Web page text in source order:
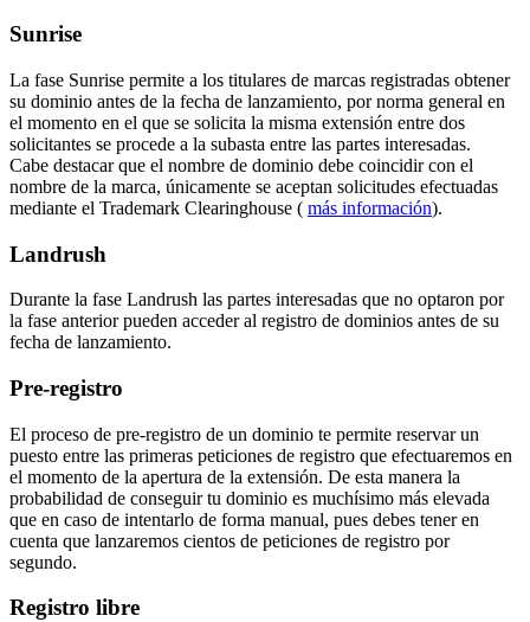
Sunrise
La fase Sunrise permite a los titulares de marcas registradas obtener
su dominio antes de la fecha de lanzamiento, por norma general en
el momento en el que se solicita la misma extensión entre dos
solicitantes se procede a la subasta entre las partes interesadas.
Cabe destacar que el nombre de dominio debe coincidir con el
nombre de la marca, únicamente se aceptan solicitudes efectuadas
mediante el Trademark Clearinghouse ( más información).
Landrush
Durante la fase Landrush las partes interesadas que no optaron por
la fase anterior pueden acceder al registro de dominios antes de su
fecha de lanzamiento.
Pre-registro
El proceso de pre-registro de un dominio te permite reservar un
puesto entre las primeras peticiones de registro que efectuaremos en
el momento de la apertura de la extensión. De esta manera la
probabilidad de conseguir tu dominio es muchísimo más elevada
que en caso de intentarlo de forma manual, pues debes tener en
cuenta que lanzaremos cientos de peticiones de registro por
segundo.
Registro libre